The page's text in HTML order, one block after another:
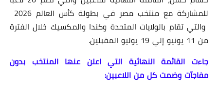
والتي تقام بالولايات المتحدة وكندا والمكسيك خلال الفترة
من 11 يونيو إلي 19 يوليو المقبلين.
جاءت القائمة النهائية التي اعلن عنها المنتخب بدون
مفاجآت وضمت كل من اللاعبين: